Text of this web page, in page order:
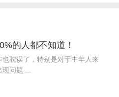
的人都不知道！
耽误了，特别是对于中年人来
问题 ...